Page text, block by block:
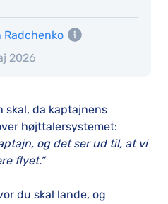
2026
Radchenko
skal, da kaptajnens
højttalersystemet:
og det ser ud til, at vi
flyet.”
du skal lande, og